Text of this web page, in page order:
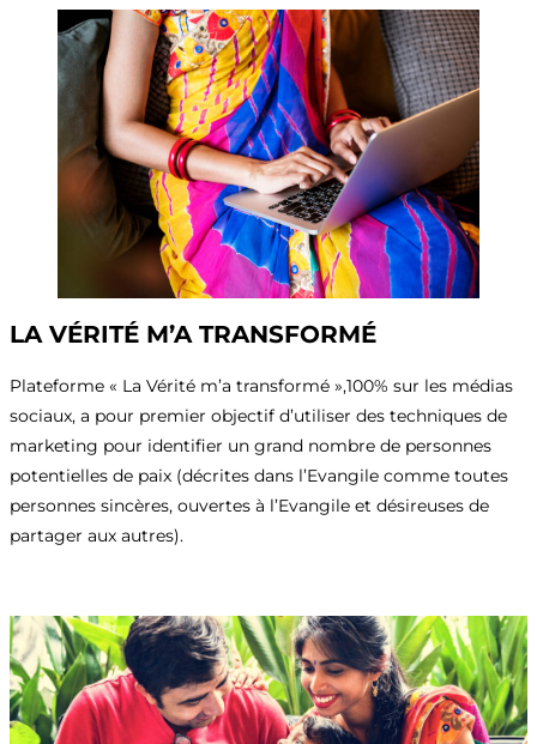
LA VÉRITÉ M’A TRANSFORMÉ
Plateforme « La Vérité m’a transformé »,100% sur les médias
sociaux, a pour premier objectif d’utiliser des techniques de
marketing pour identifier un grand nombre de personnes
potentielles de paix (décrites dans l’Evangile comme toutes
personnes sincères, ouvertes à l’Evangile et désireuses de
partager aux autres).